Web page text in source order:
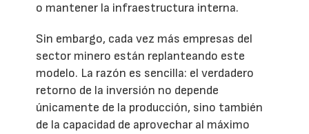
o mantener la infraestructura interna.
Sin embargo, cada vez más empresas del
sector minero están replanteando este
modelo. La razón es sencilla: el verdadero
retorno de la inversión no depende
únicamente de la producción, sino también
de la capacidad de aprovechar al máximo